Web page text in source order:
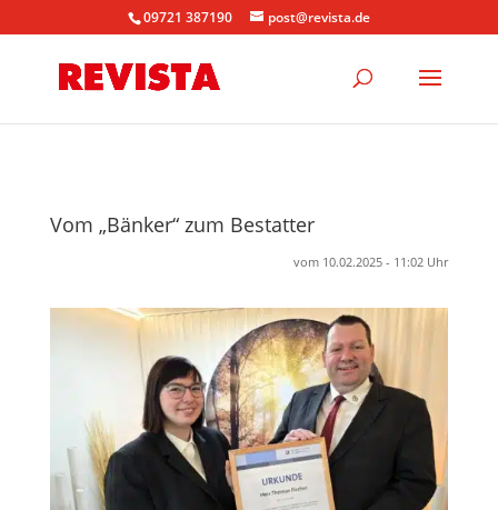
09721 387190 post@revista.de
Vom „Bänker“ zum Bestatter
vom 10.02.2025 - 11:02 Uhr